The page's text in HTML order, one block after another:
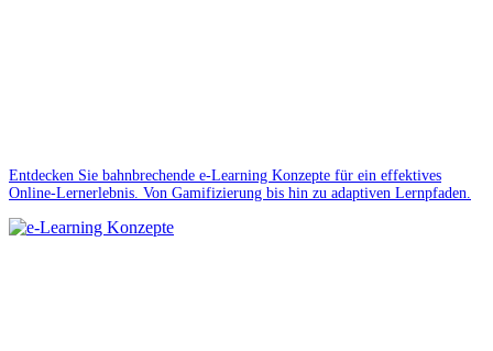
Entdecken Sie bahnbrechende e-Learning Konzepte für ein effektives
Online-Lernerlebnis. Von Gamifizierung bis hin zu adaptiven Lernpfaden.